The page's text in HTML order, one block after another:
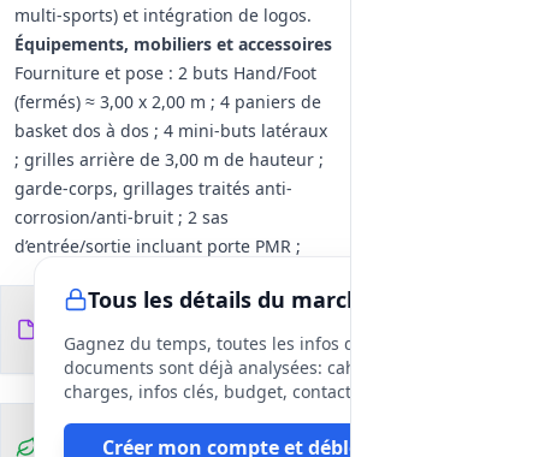
multi-sports) et intégration de logos.
Équipements, mobiliers et accessoires
Fourniture et pose : 2 buts Hand/Foot
(fermés) ≈ 3,00 x 2,00 m ; 4 paniers de
basket dos à dos ; 4 mini-buts latéraux
; grilles arrière de 3,00 m de hauteur ;
garde-corps, grillages traités anti-
corrosion/anti-bruit ; 2 sas
d’entrée/sortie incluant porte PMR ;
d’entraînement ; panneau
d’information et logo de la collectivité.
Mobilier urbain associé : corbeilles,
racks vélos, bancs. Fixations et visserie
en inox, boulonnerie anticorrosion,
finitions plastifiées/traitées.
Tous les détails du marché
Gagnez du temps, toutes les infos des
documents sont déjà analysées: cahier des
charges, infos clés, budget, contact, etc
Créer mon compte et débloquer
Documents du
DCE
fichiers
Clauses